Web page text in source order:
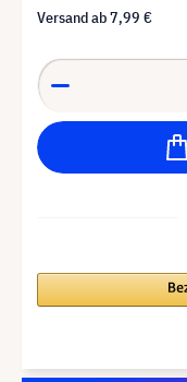
Versand ab7,99 €